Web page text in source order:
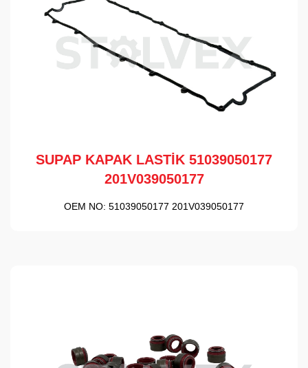
SUPAP KAPAK LASTİK 51039050177
201V039050177
OEM NO: 51039050177 201V039050177